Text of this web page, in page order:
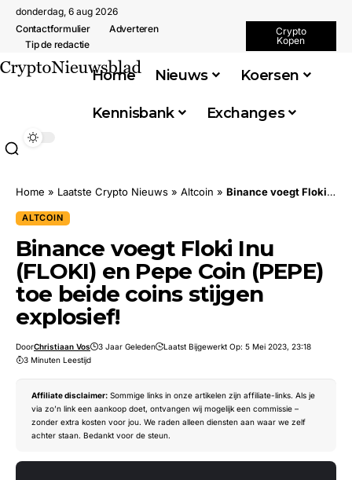
donderdag, 6 aug 2026
Contactformulier
Adverteren
Tip de redactie
Crypto
Kopen
Home Nieuws Koersen
Kennisbank Exchanges
Home » Laatste Crypto Nieuws » Altcoin » Binance voegt Floki Inu (FLOKI) en Pepe Coin (PEPE) toe beide coins stijgen explosief!
ALTCOIN
Binance voegt Floki Inu
(FLOKI) en Pepe Coin (PEPE)
toe beide coins stijgen
explosief!
DoorChristiaan Vos 3 Jaar Geleden
Laatst Bijgewerkt Op: 5 Mei 2023, 23:18
3 Minuten Leestijd
Affiliate disclaimer: Sommige links in onze artikelen zijn affiliate-links. Als je
via zo’n link een aankoop doet, ontvangen wij mogelijk een commissie –
zonder extra kosten voor jou. We raden alleen diensten aan waar we zelf
achter staan. Bedankt voor de steun.